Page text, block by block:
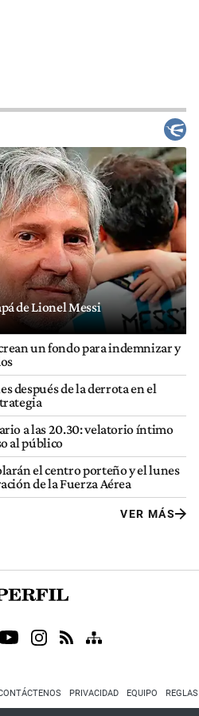
de Lionel Messi
un fondo para indemnizar y
después de la derrota en el
a las 20.30: velatorio íntimo
al público
el centro porteño y el lunes
de la Fuerza Aérea
VER MÁS
PRIVACIDAD EQUIPO